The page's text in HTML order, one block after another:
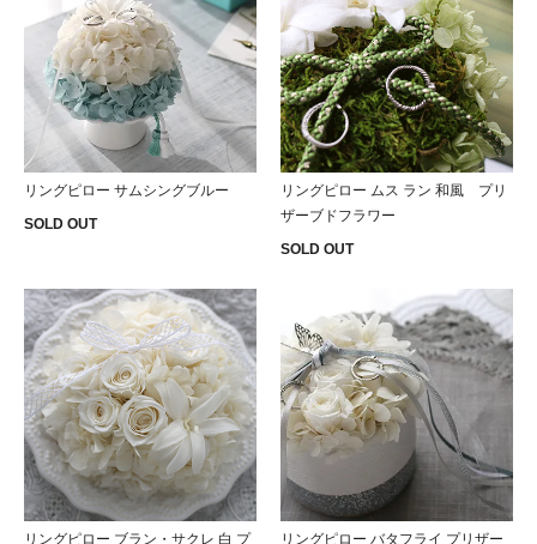
リングピロー サムシングブルー
SOLD OUT
リングピロー ムス ラン 和風 プリ
ザーブドフラワー
SOLD OUT
リングピロー ブラン・サクレ 白 プ
リングピロー バタフライ プリザー